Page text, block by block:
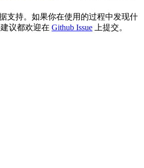
支持。如果你在使用的过程中发现什
议都欢迎在 Github Issue 上提交。